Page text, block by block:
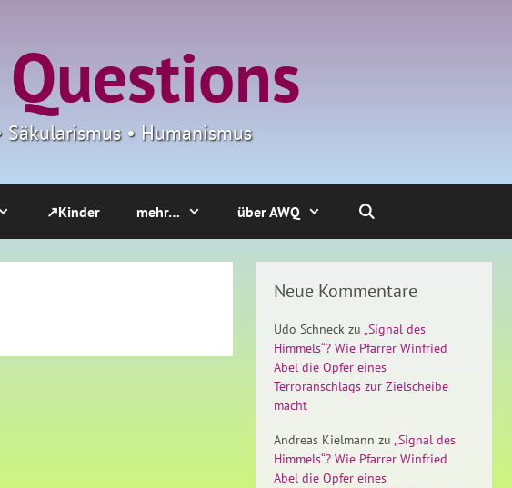
• Humanismus
↗Kinder mehr… über AWQ
Neue Kommentare
Udo Schneck zu „Signal des
Himmels“? Wie Pfarrer Winfried
Abel die Opfer eines
Terroranschlags zur Zielscheibe
macht
Andreas Kielmann zu „Signal des
Himmels“? Wie Pfarrer Winfried
Abel die Opfer eines